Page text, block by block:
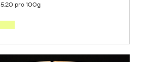
5.20 pro 100g